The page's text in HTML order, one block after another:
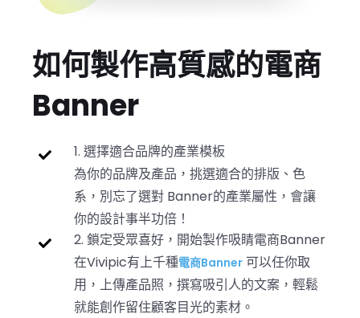
如何製作高質感的電商
Banner
1. 選擇適合品牌的產業模板
為你的品牌及產品，挑選適合的排版、色
系，別忘了選對 Banner的產業屬性，會讓
你的設計事半功倍！
2. 鎖定受眾喜好，開始製作吸睛電商Banner
在Vivipic有上千種電商Banner 可以任你取
用，上傳產品照，撰寫吸引人的文案，輕鬆
就能創作留住顧客目光的素材。